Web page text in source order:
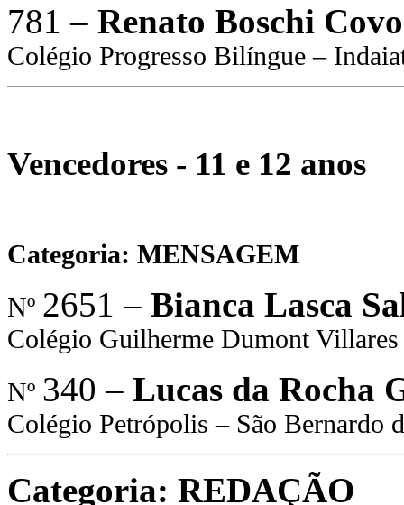
781 – Renato Boschi Covo
Colégio Progresso Bilíngue –
Vencedores - 11 e 12 anos
Categoria: MENSAGEM
Nº 2651 – Bianca Lasca
Colégio Guilherme Dumont Villares
Nº 340 – Lucas da Rocha
Colégio Petrópolis – São Bernardo
Categoria: REDAÇÃO